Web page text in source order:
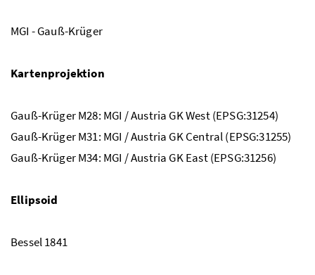
MGI - Gauß-Krüger
Kartenprojektion
Gauß-Krüger M28: MGI / Austria GK West (EPSG:31254)
Gauß-Krüger M31: MGI / Austria GK Central (EPSG:31255)
Gauß-Krüger M34: MGI / Austria GK East (EPSG:31256)
Ellipsoid
Bessel 1841